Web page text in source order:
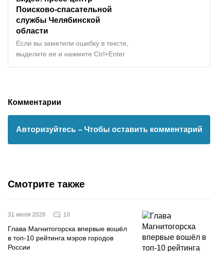
Поисково-спасательной
службы Челябинской
области
Если вы заметили ошибку в тексте,
выделите ее и нажмите Ctrl+Enter
Комментарии
Авторизуйтесь – Чтобы оставить комментарий
Смотрите также
31 июля 2026 10
Глава Магнитогорска впервые вошёл
в топ-10 рейтинга мэров городов
России